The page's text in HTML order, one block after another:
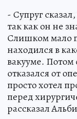
- Супруг
так как он не
Слишком мало
находился в
вакууме. Потом
отказался от
просто хотел
перед
рассказал